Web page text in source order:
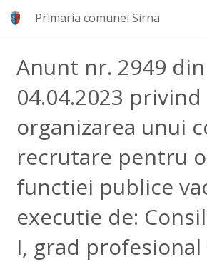
Primaria comunei Sirna
Anunt nr. 2949
04.04.2023 privind
organizarea unui
recrutare pentru
functiei publice
executie de:
I, grad